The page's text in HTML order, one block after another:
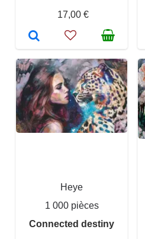
17,00 €
Heye
1 000 pièces
Connected destiny